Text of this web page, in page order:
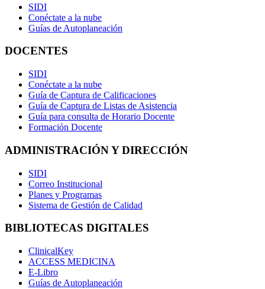
SIDI
Conéctate a la nube
Guías de Autoplaneación
DOCENTES
SIDI
Conéctate a la nube
Guía de Captura de Calificaciones
Guía de Captura de Listas de Asistencia
Guía para consulta de Horario Docente
Formación Docente
ADMINISTRACIÓN Y DIRECCIÓN
SIDI
Correo Institucional
Planes y Programas
Sistema de Gestión de Calidad
BIBLIOTECAS DIGITALES
ClinicalKey
ACCESS MEDICINA
E-Libro
Guías de Autoplaneación